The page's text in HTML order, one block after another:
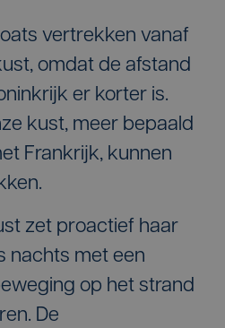
vertrekken vanaf
omdat de afstand
er korter is.
kust, meer bepaald
Frankrijk, kunnen
zet proactief haar
nachts met een
op het strand
De